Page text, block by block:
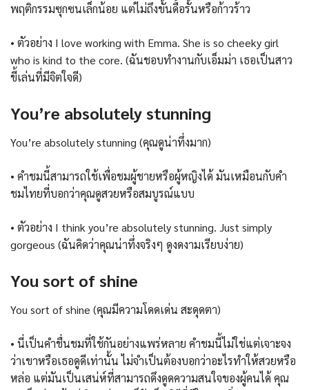
พฤติกรรมซุกซนเล็กน้อย แต่ไม่ถึงขั้นดื้อรั้นหรือก้าวร้าว
• ตัวอย่าง I love working with Emma. She is so cheeky girl
who is kind to the core. (ฉันชอบทำงานกับเอ็มม่า เธอเป็นสาว
ขี้เล่นที่มีจิตใจดี)
You’re absolutely stunning
You’re absolutely stunning (คุณดูน่าทึ่งมาก)
• คำชมนี้สามารถใช้เพื่อชมผู้ชายหรือผู้หญิงได้ มันเหมือนกับคำ
ชมไทยที่บอกว่าคุณดูสวยหรือสมบูรณ์แบบ
• ตัวอย่าง I think you’re absolutely stunning. Just simply
gorgeous (ฉันคิดว่าคุณน่าทึ่งจริงๆ ดูงดงามเรียบง่าย)
You sort of shine
You sort of shine (คุณมีความโดดเด่น สะดุดตา)
• นี่เป็นคำชื่นชมที่ใช้กันอย่างแพร่หลาย คำชมนี้ไม่ใช่แต่เจาะจง
ว่าเขาหรือเธอดูดีเท่านั้น ไม่จำเป็นต้องบอกว่าอะไรทำให้สวยหรือ
หล่อ แต่มันเป็นเสน่ห์ที่สามารถดึงดูดความสนใจของผู้คนได้ คุณ